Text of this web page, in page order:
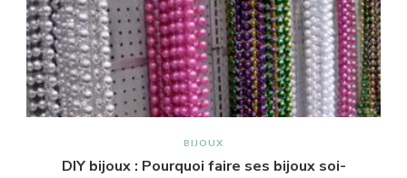
BIJOUX
DIY bijoux : Pourquoi faire ses bijoux soi-